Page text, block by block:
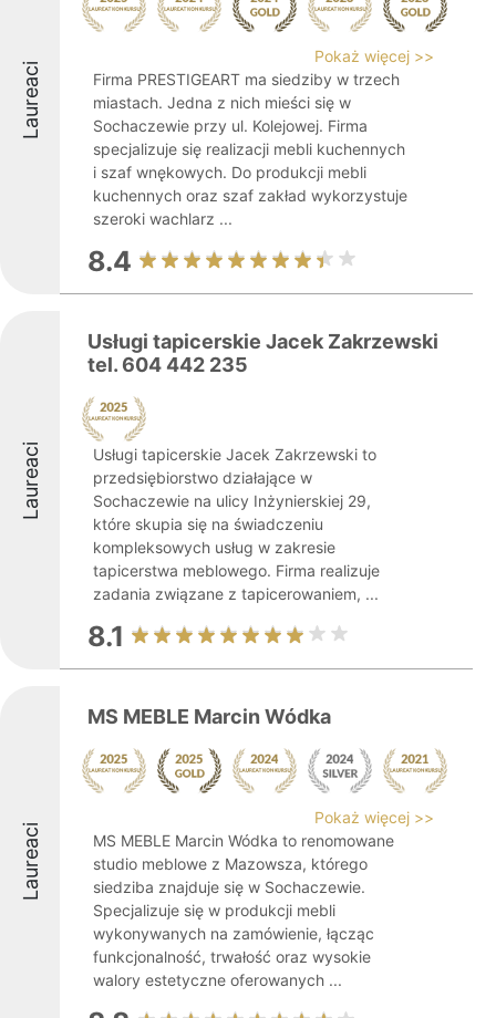
Laureaci
Pokaż więcej >>
Firma PRESTIGEART ma siedziby w trzech
miastach. Jedna z nich mieści się w
Sochaczewie przy ul. Kolejowej. Firma
specjalizuje się realizacji mebli kuchennych
i szaf wnękowych. Do produkcji mebli
kuchennych oraz szaf zakład wykorzystuje
szeroki wachlarz ...
8.4
Laureaci
Usługi tapicerskie Jacek Zakrzewski
tel. 604 442 235
Usługi tapicerskie Jacek Zakrzewski to
przedsiębiorstwo działające w
Sochaczewie na ulicy Inżynierskiej 29,
które skupia się na świadczeniu
kompleksowych usług w zakresie
tapicerstwa meblowego. Firma realizuje
zadania związane z tapicerowaniem, ...
8.1
Laureaci
MS MEBLE Marcin Wódka
Pokaż więcej >>
MS MEBLE Marcin Wódka to renomowane
studio meblowe z Mazowsza, którego
siedziba znajduje się w Sochaczewie.
Specjalizuje się w produkcji mebli
wykonywanych na zamówienie, łącząc
funkcjonalność, trwałość oraz wysokie
walory estetyczne oferowanych ...